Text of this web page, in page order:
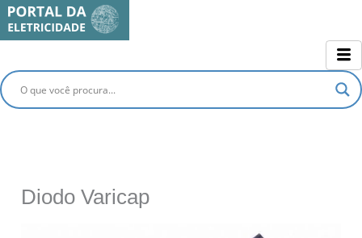
para
conteúdo
Diodo Varicap